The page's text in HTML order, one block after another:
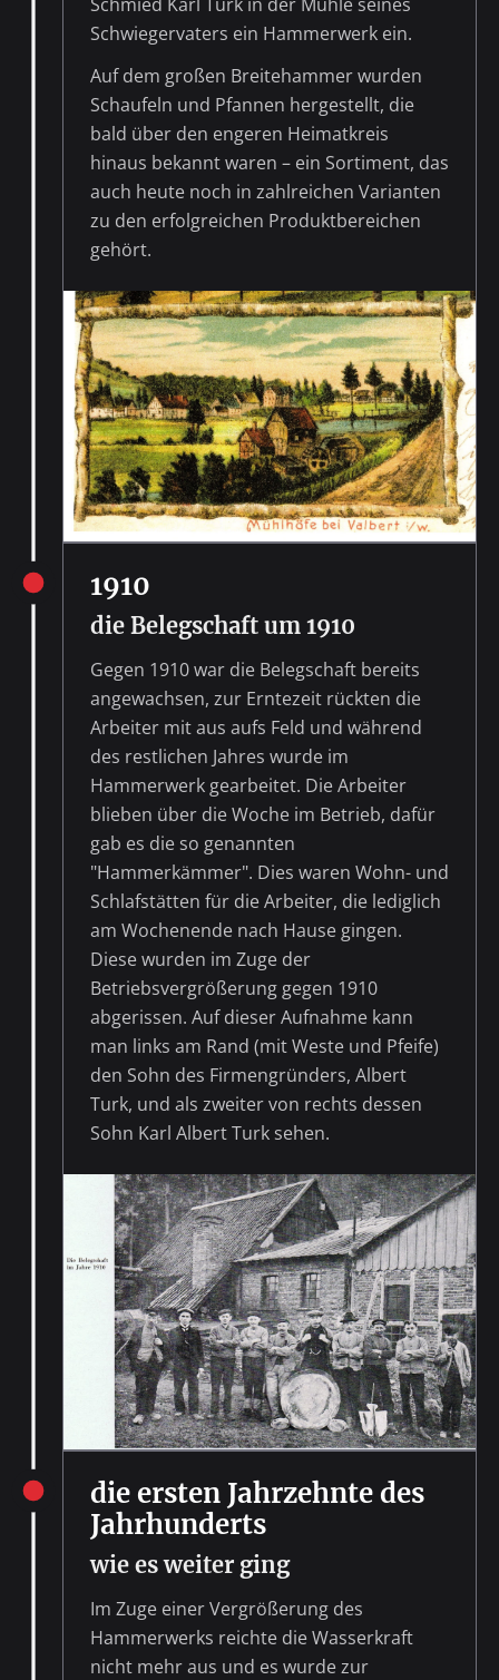
Schwiegervaters ein Hammerwerk ein.
Auf dem großen Breitehammer wurden
Schaufeln und Pfannen hergestellt, die
bald über den engeren Heimatkreis
hinaus bekannt waren – ein Sortiment, das
auch heute noch in zahlreichen Varianten
zu den erfolgreichen Produktbereichen
gehört.
1910
die Belegschaft um 1910
Gegen 1910 war die Belegschaft bereits
angewachsen, zur Erntezeit rückten die
Arbeiter mit aus aufs Feld und während
des restlichen Jahres wurde im
Hammerwerk gearbeitet. Die Arbeiter
blieben über die Woche im Betrieb, dafür
gab es die so genannten
"Hammerkämmer". Dies waren Wohn- und
Schlafstätten für die Arbeiter, die lediglich
am Wochenende nach Hause gingen.
Diese wurden im Zuge der
Betriebsvergrößerung gegen 1910
abgerissen. Auf dieser Aufnahme kann
man links am Rand (mit Weste und Pfeife)
den Sohn des Firmengründers, Albert
Turk, und als zweiter von rechts dessen
Sohn Karl Albert Turk sehen.
die ersten Jahrzehnte des
Jahrhunderts
wie es weiter ging
Im Zuge einer Vergrößerung des
Hammerwerks reichte die Wasserkraft
nicht mehr aus und es wurde zur